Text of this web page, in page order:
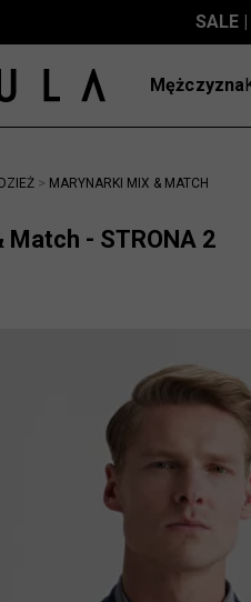
SALE
Mężczyzna
> MARYNARKI MIX & MATCH
- STRONA 2